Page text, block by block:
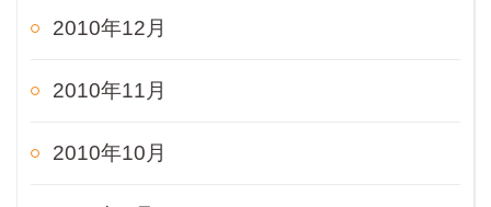
2010年12月
2010年11月
2010年10月